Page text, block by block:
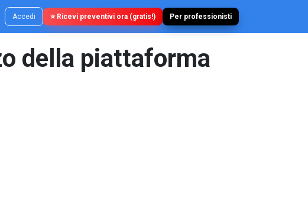
Accedi ⭐ Ricevi preventivi ora (gratis!) Per professionisti
della piattaforma